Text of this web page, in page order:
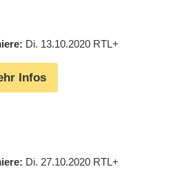
Di. 13.10.2020 RTL+
Infos
Di. 27.10.2020 RTL+